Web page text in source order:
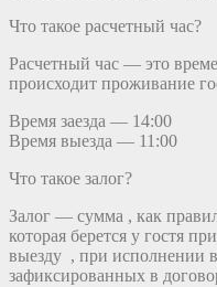
Что такое расчетный час?
Расчетный час — это
происходит проживание
Время заезда — 14:00
Время выезда — 11:00
Что такое залог?
Залог — сумма , как
которая берется у гостя
выезду , при исполнении
зафиксированных в